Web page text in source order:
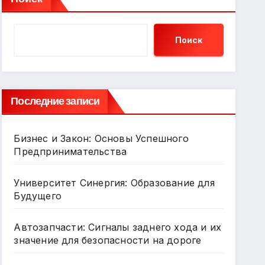
Поиск
Последние записи
Бизнес и Закон: Основы Успешного
Предпринимательства
Университет Синергия: Образование для
Будущего
Автозапчасти: Сигналы заднего хода и их
значение для безопасности на дороге